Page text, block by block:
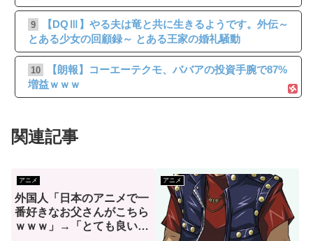
9
【DQⅢ】やる夫は竜と共に生きるようです。外伝～
とある少女の回顧録～ とある王家の婚礼騒動
10
【朗報】コーエーテクモ、ババアの投資手腕で87%
増益ｗｗｗ
関連記事
アニメ
外国人「日本のアニメで一
番好きなお父さんがこちら
ｗｗｗ」→「とても良い人
アニメ